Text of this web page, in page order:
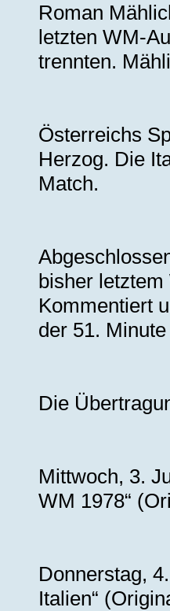
Roman
letzten WM-
trennten.
Österreichs
Herzog. Die
Match.
bisher
Kommentiert
der 51.
Die
Mittwoch, 3.
WM 1978“
Donnerstag,
Italien“